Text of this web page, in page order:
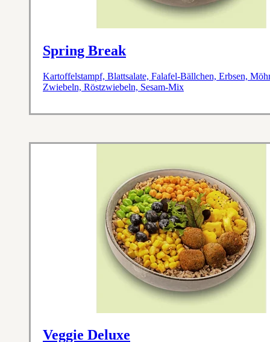
Spring Break
Kartoffelstampf, Blattsalate, Falafel-Bällchen, Erbsen,
Zwiebeln, Röstzwiebeln, Sesam-Mix
Veggie Deluxe